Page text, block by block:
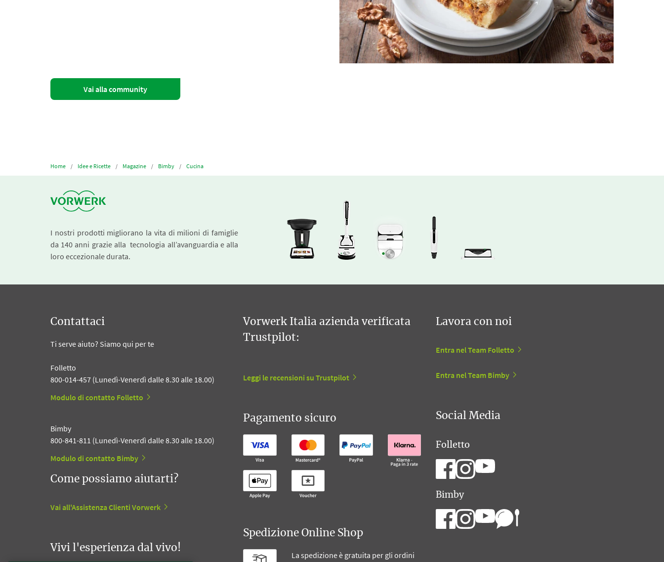
Vai alla community
Home Idee e Ricette Magazine Bimby Cucina
I nostri prodotti migliorano la vita di milioni di famiglie
da 140 anni grazie alla tecnologia all’avanguardia e alla
loro eccezionale durata.
Contattaci
Ti serve aiuto? Siamo qui per te
Folletto
800-014-457 (Lunedì-Venerdì dalle 8.30 alle 18.00)
Modulo di contatto Folletto
Bimby
800-841-811 (Lunedì-Venerdì dalle 8.30 alle 18.00)
Modulo di contatto Bimby
Come possiamo aiutarti?
Vai all'Assistenza Clienti Vorwerk
Vivi l'esperienza dal vivo!
Vorwerk Italia azienda verificata
Trustpilot:
Leggi le recensioni su Trustpilot
Pagamento sicuro
Spedizione Online Shop
La spedizione è gratuita per gli ordini
Lavora con noi
Entra nel Team Folletto
Entra nel Team Bimby
Social Media
Folletto
Bimby